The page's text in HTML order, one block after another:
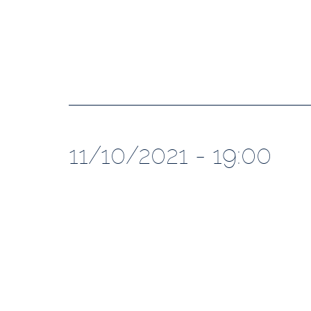
11/10/2021 - 19:00